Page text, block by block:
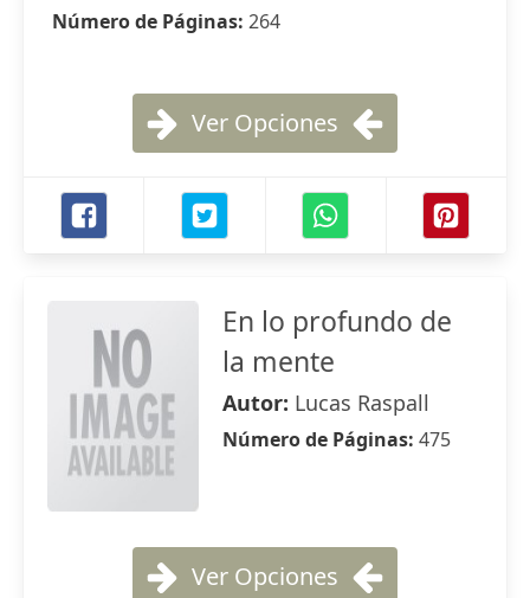
Número de Páginas: 264
Ver Opciones
En lo profundo de
la mente
Autor: Lucas Raspall
Número de Páginas: 475
Ver Opciones